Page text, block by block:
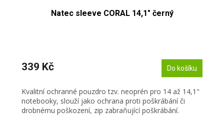
Natec sleeve CORAL 14,1" černý
339 Kč Do košíku
Kvalitní ochranné pouzdro tzv. neoprén pro 14 až 14,1"
notebooky, slouží jako ochrana proti poškrábání či
drobnému poškození, zip zabraňující poškrábání.